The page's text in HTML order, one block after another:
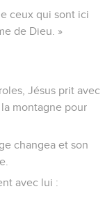
ceux qui sont ici
de Dieu. »
Jésus prit avec
montagne pour
changea et son
avec lui :